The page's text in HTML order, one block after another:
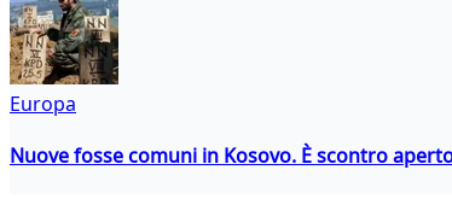
Europa
Nuove fosse comuni in Kosovo. È scontro